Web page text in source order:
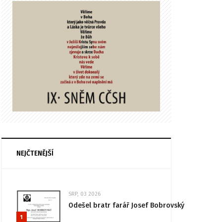
NEJČTENĚJŠÍ
1
SRP, 03 2026
Odešel bratr farář Josef Bobrovský